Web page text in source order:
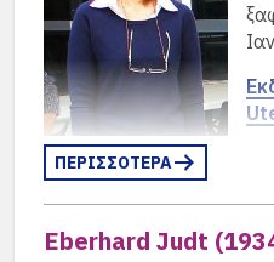
ΠΕΡΙΣΣΟΤΕΡΑ
Eberhard Judt